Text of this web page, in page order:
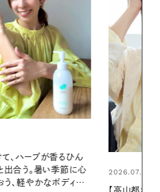
2026.06.01
の一日。汗ば